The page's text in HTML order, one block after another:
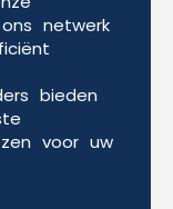
netwerk
bieden
voor uw